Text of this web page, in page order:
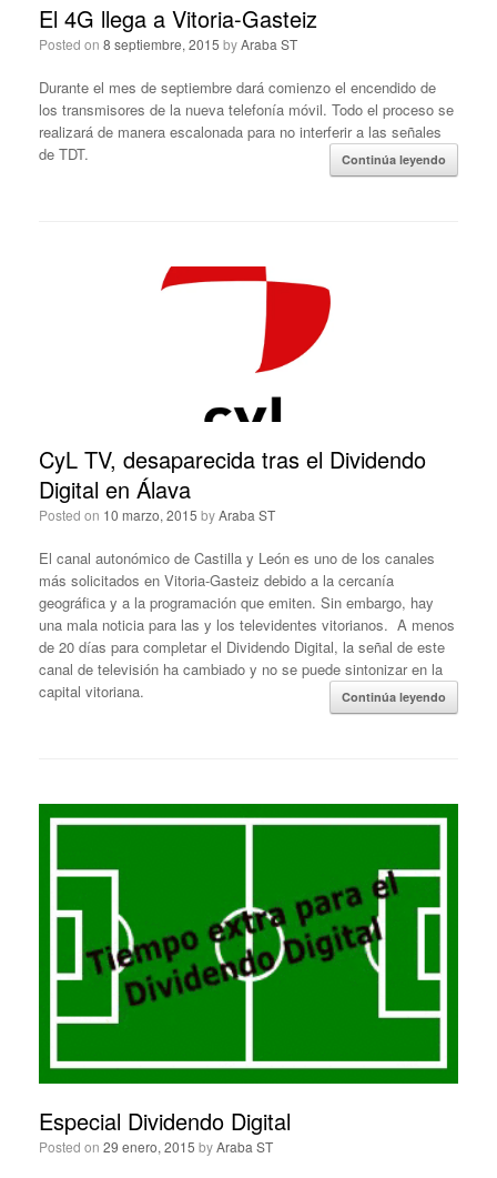
El 4G llega a Vitoria-Gasteiz
Posted on 8 septiembre, 2015 byAraba ST
Durante el mes de septiembre dará comienzo el encendido de
los transmisores de la nueva telefonía móvil. Todo el proceso se
realizará de manera escalonada para no interferir a las señales
de TDT.
Continúa leyendo
CyL TV, desaparecida tras el Dividendo
Digital en Álava
Posted on 10 marzo, 2015 byAraba ST
El canal autonómico de Castilla y León es uno de los canales
más solicitados en Vitoria-Gasteiz debido a la cercanía
geográfica y a la programación que emiten. Sin embargo, hay
una mala noticia para las y los televidentes vitorianos. A menos
de 20 días para completar el Dividendo Digital, la señal de este
canal de televisión ha cambiado y no se puede sintonizar en la
capital vitoriana.
Continúa leyendo
Especial Dividendo Digital
Posted on 29 enero, 2015 byAraba ST